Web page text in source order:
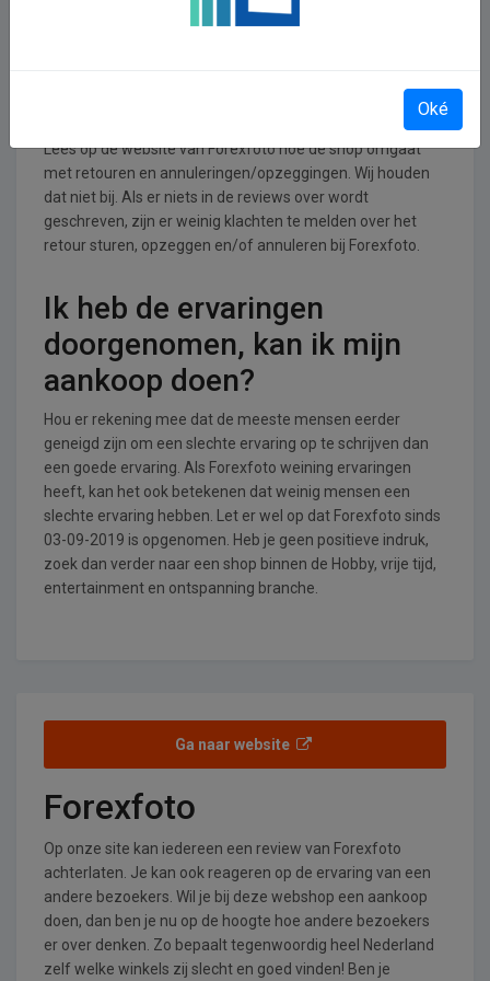
Lees op de website van Forexfoto hoe de shop omgaat
met retouren en annuleringen/opzeggingen. Wij houden
dat niet bij. Als er niets in de reviews over wordt
geschreven, zijn er weinig klachten te melden over het
retour sturen, opzeggen en/of annuleren bij Forexfoto.
Ik heb de ervaringen
doorgenomen, kan ik mijn
aankoop doen?
Hou er rekening mee dat de meeste mensen eerder
geneigd zijn om een slechte ervaring op te schrijven dan
een goede ervaring. Als Forexfoto weining ervaringen
heeft, kan het ook betekenen dat weinig mensen een
slechte ervaring hebben. Let er wel op dat Forexfoto sinds
03-09-2019 is opgenomen. Heb je geen positieve indruk,
zoek dan verder naar een shop binnen de Hobby, vrije tijd,
entertainment en ontspanning branche.
Ga naar website
Forexfoto
Op onze site kan iedereen een review van Forexfoto
achterlaten. Je kan ook reageren op de ervaring van een
andere bezoekers. Wil je bij deze webshop een aankoop
doen, dan ben je nu op de hoogte hoe andere bezoekers
er over denken. Zo bepaalt tegenwoordig heel Nederland
zelf welke winkels zij slecht en goed vinden! Ben je
Oké